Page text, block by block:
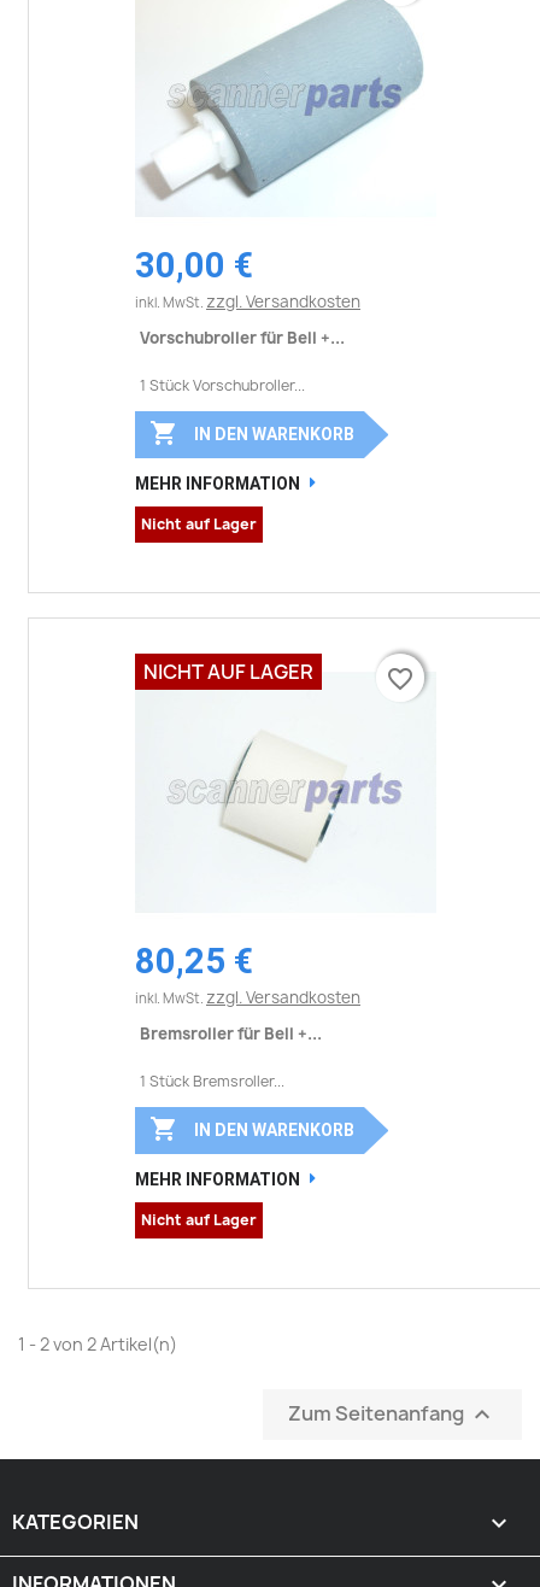
30,00 €
inkl. MwSt. zzgl. Versandkosten
Vorschubroller für Bell +...
1 Stück Vorschubroller...
 IN DEN WARENKORB
MEHR INFORMATION
Nicht auf Lager
80,25 €
inkl. MwSt. zzgl. Versandkosten
Bremsroller für Bell +...
1 Stück Bremsroller...
favorite_border
 IN DEN WARENKORB
MEHR INFORMATION
Nicht auf Lager
NICHT AUF LAGER favorite_border
1 - 2 von 2 Artikel(n)
Zum Seitenanfang 
KATEGORIEN 